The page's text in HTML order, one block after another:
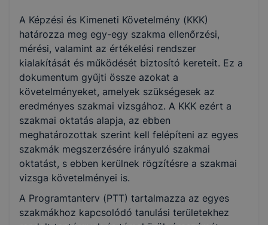
Gazdálkodás és menedzsment
Vegyipar
A Képzési és Kimeneti Követelmény (KKK)
határozza meg egy-egy szakma ellenőrzési,
mérési, valamint az értékelési rendszer
kialakítását és működését biztosító kereteit. Ez a
dokumentum gyűjti össze azokat a
követelményeket, amelyek szükségesek az
eredményes szakmai vizsgához. A KKK ezért a
szakmai oktatás alapja, az ebben
meghatározottak szerint kell felépíteni az egyes
szakmák megszerzésére irányuló szakmai
oktatást, s ebben kerülnek rögzítésre a szakmai
vizsga követelményei is.
A Programtanterv (PTT) tartalmazza az egyes
szakmákhoz kapcsolódó tanulási területekhez